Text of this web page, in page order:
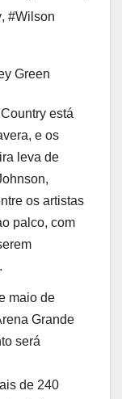
, #Wilson
está
e os
leva de
,
os artistas
palco, com
maio de
Grande
será
de 240